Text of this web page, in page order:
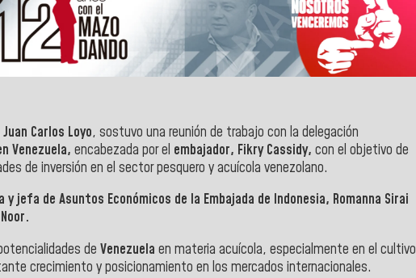
Carlos Loyo, sostuvo una reunión de trabajo con la delegación
Venezuela, encabezada por el embajador, Fikry Cassidy, con el objetivo de
de inversión en el sector pesquero y acuícola venezolano.
y jefa de Asuntos Económicos de la Embajada de Indonesia, Romanna Sirai
de Venezuela en materia acuícola, especialmente en el cultivo
crecimiento y posicionamiento en los mercados internacionales.